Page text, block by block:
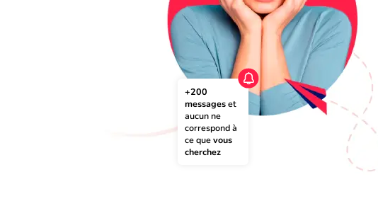
+200
messages et
aucun ne
correspond à
ce que vous
cherchez